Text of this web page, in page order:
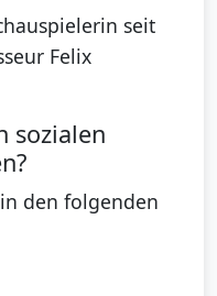
seit
Felix
sozialen
den folgenden